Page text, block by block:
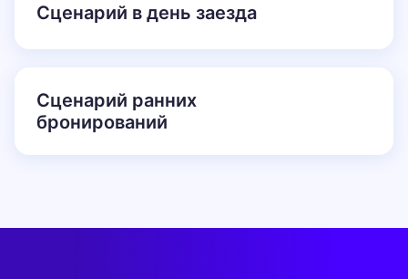
Сценарий в день заезда
Сценарий ранних
бронирований